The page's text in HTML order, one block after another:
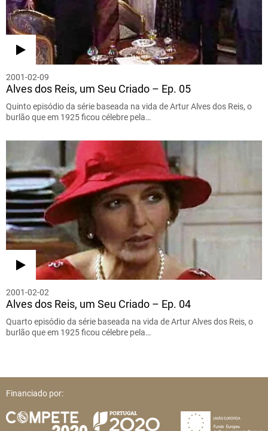
2001-02-09
Alves dos Reis, um Seu Criado – Ep. 05
Quinto episódio da série baseada na vida de Artur Alves dos Reis, o
burlão que em 1925 ficou célebre pela…
2001-02-02
Alves dos Reis, um Seu Criado – Ep. 04
Quarto episódio da série baseada na vida de Artur Alves dos Reis, o
burlão que em 1925 ficou célebre pela…
Financiado por: